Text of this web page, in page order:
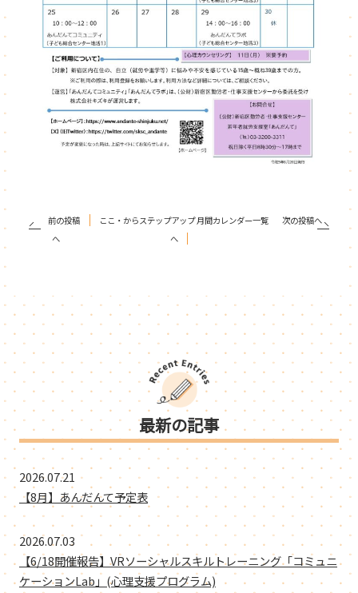
前の投稿
へ
ここ・からステップアップ 月間カレンダー一覧
へ
次の投稿へ
最新の記事
2026.07.21
【8月】あんだんて予定表
2026.07.03
【6/18開催報告】VRソーシャルスキルトレーニング「コミュニ
ケーションLab」(心理支援プログラム)